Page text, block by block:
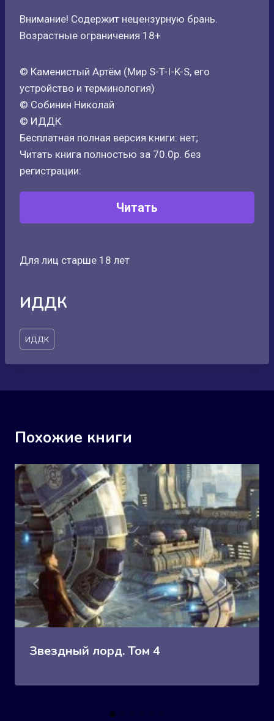
Внимание! Содержит нецензурную брань.
Возрастные ограничения 18+
© Каменистый Артём (Мир S-T-I-K-S, его
устройство и терминология)
© Собинин Николай
© ИДДК
Бесплатная полная версия книги: нет;
Читать книга полностью за 70.0р. без
регистрации:
Читать
Для лиц старше 18 лет
ИДДК
Метки
записи:
ИДДК
Похожие книги
Звездный лорд. Том 4